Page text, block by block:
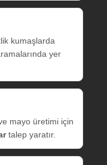
kumaşlarda
yer
mayo üretimi için
talep yaratır.